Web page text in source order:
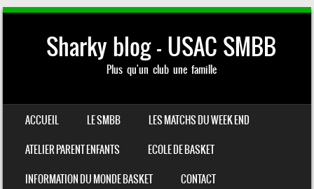
Sharky blog – USAC SMBB
Plus qu'un club une famille
MENU
SKIP TO CONTENT
ACCUEIL LE SMBB
LES MATCHS DU WEEK END
ATELIER PARENT ENFANTS
ECOLE DE BASKET
INFORMATION DU MONDE BASKET
CONTACT